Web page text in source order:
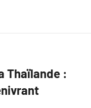
Thaïlande :